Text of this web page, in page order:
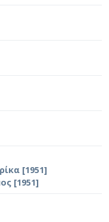
[1951]
[1951]